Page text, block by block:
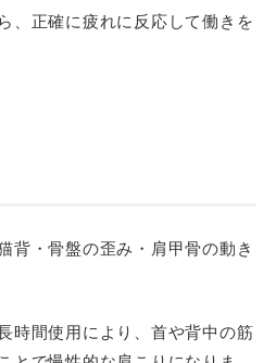
、正確に疲れに反応して働きを
背・骨盤の歪み・肩甲骨の動き
時間使用により、首や背中の筋